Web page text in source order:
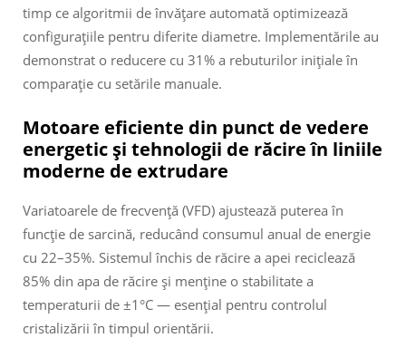
timp ce algoritmii de învățare automată optimizează
configurațiile pentru diferite diametre. Implementările au
demonstrat o reducere cu 31% a rebuturilor inițiale în
comparație cu setările manuale.
Motoare eficiente din punct de vedere
energetic și tehnologii de răcire în liniile
moderne de extrudare
Variatoarele de frecvență (VFD) ajustează puterea în
funcție de sarcină, reducând consumul anual de energie
cu 22–35%. Sistemul închis de răcire a apei reciclează
85% din apa de răcire și menține o stabilitate a
temperaturii de ±1°C — esențial pentru controlul
cristalizării în timpul orientării.